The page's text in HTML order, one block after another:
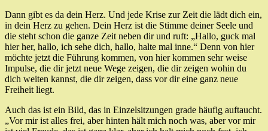
Dann gibt es da dein Herz. Und jede Krise zur Zeit die lädt dich ein,
in dein Herz zu gehen. Dein Herz ist die Stimme deiner Seele und
die steht schon die ganze Zeit neben dir und ruft: „Hallo, guck mal
hier her, hallo, ich sehe dich, hallo, halte mal inne.“ Denn von hier
möchte jetzt die Führung kommen, von hier kommen sehr weise
Impulse, die dir jetzt neue Wege zeigen, die dir zeigen wohin du
dich weiten kannst, die dir zeigen, dass vor dir eine ganz neue
Freiheit liegt.
Auch das ist ein Bild, das in Einzelsitzungen grade häufig auftaucht.
„Vor mir ist alles frei, aber hinten hält mich noch was, aber vor mir